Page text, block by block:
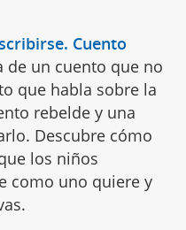
Cuento
de un cuento que no
que habla sobre la
rebelde y una
Descubre cómo
los niños
como uno quiere y